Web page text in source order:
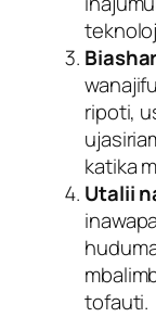
ripoti,
katika
Utalii
tofauti.